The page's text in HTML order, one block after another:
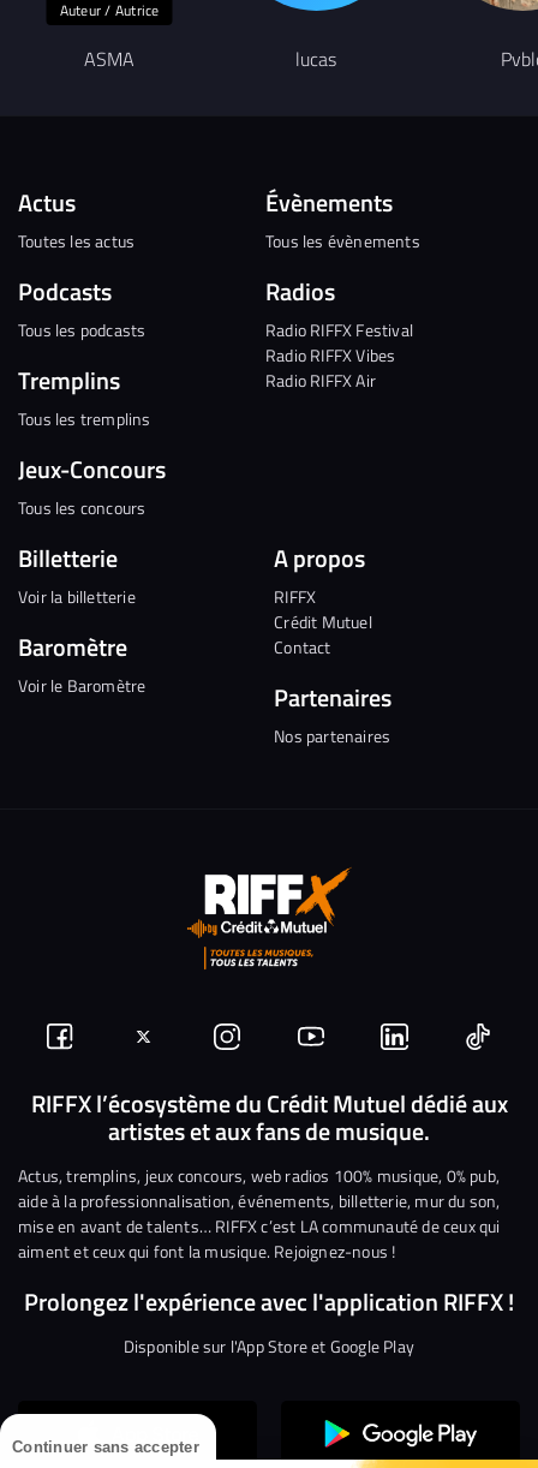
Continuer sans accepter
Auteur / Autrice
ASMA lucas
Actus
Toutes les actus
Podcasts
Tous les podcasts
Tremplins
Tous les tremplins
Jeux-Concours
Tous les concours
Évènements
Tous les évènements
Radios
Radio RIFFX Festival
Radio RIFFX Vibes
Radio RIFFX Air
Billetterie
Voir la billetterie
Baromètre
Voir le Baromètre
A propos
RIFFX
Crédit Mutuel
Contact
Partenaires
Nos partenaires
Suivez-
nous
Facebook
Suivez-
nous
sur
Twitter
Nous
rejoindre
sur
Instagram
Nous
rejoindre
sur
YouTube
Nous
rejoindre
sur
Linkedin
Nous
RIFFX l’écosystème du Crédit Mutuel dédié aux
artistes et aux fans de musique.
Actus, tremplins, jeux concours, web radios 100% musique, 0% pub,
aide à la professionnalisation, événements, billetterie, mur du son,
mise en avant de talents… RIFFX c’est LA communauté de ceux qui
aiment et ceux qui font la musique. Rejoignez-nous !
Prolongez l'expérience avec l'application RIFFX !
Disponible sur l'App Store et Google Play